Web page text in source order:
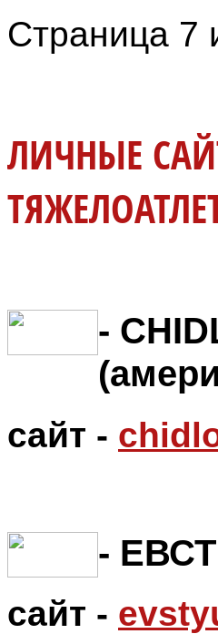
Страница 7
ЛИЧНЫЕ
-
сайт -
-
сайт -